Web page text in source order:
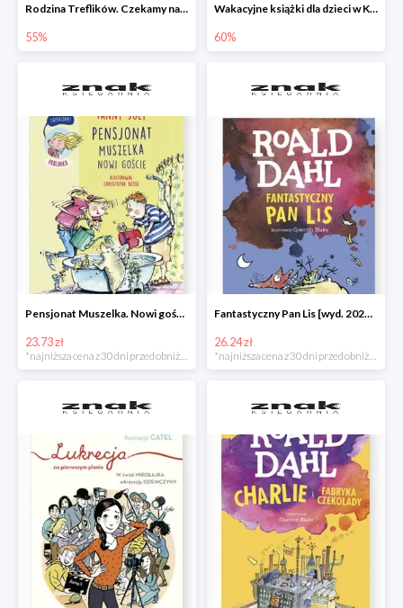
Rodzina Treflików. Czekamy na mamę
55%
Wakacyjne książki dla dzieci w Księgarni Znak do -60%
60%
Pensjonat Muszelka. Nowi goście Fanny Joly -32%
23.73 zł
*najniższa cena z 30 dni przed obniżką
Fantastyczny Pan Lis [wyd. 2020] Roald Dahl -25%
26.24 zł
*najniższa cena z 30 dni przed obniżką